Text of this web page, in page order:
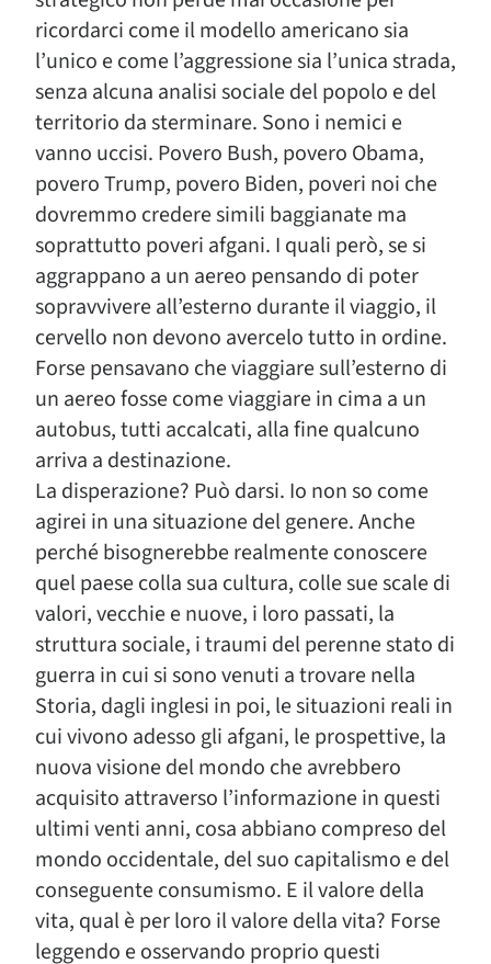
ricordarci come il modello americano sia
l’unico e come l’aggressione sia l’unica strada,
senza alcuna analisi sociale del popolo e del
territorio da sterminare. Sono i nemici e
vanno uccisi. Povero Bush, povero Obama,
povero Trump, povero Biden, poveri noi che
dovremmo credere simili baggianate ma
soprattutto poveri afgani. I quali però, se si
aggrappano a un aereo pensando di poter
sopravvivere all’esterno durante il viaggio, il
cervello non devono avercelo tutto in ordine.
Forse pensavano che viaggiare sull’esterno di
un aereo fosse come viaggiare in cima a un
autobus, tutti accalcati, alla fine qualcuno
arriva a destinazione.
La disperazione? Può darsi. Io non so come
agirei in una situazione del genere. Anche
perché bisognerebbe realmente conoscere
quel paese colla sua cultura, colle sue scale di
valori, vecchie e nuove, i loro passati, la
struttura sociale, i traumi del perenne stato di
guerra in cui si sono venuti a trovare nella
Storia, dagli inglesi in poi, le situazioni reali in
cui vivono adesso gli afgani, le prospettive, la
nuova visione del mondo che avrebbero
acquisito attraverso l’informazione in questi
ultimi venti anni, cosa abbiano compreso del
mondo occidentale, del suo capitalismo e del
conseguente consumismo. E il valore della
vita, qual è per loro il valore della vita? Forse
leggendo e osservando proprio questi